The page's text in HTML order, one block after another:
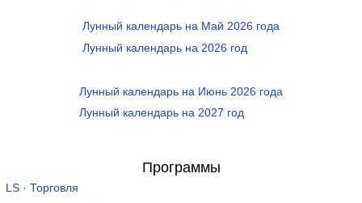
Лунный календарь на Май 2026 года
Лунный календарь на 2026 год
Лунный календарь на Июнь 2026 года
Лунный календарь на 2027 год
Программы
LS · Торговля